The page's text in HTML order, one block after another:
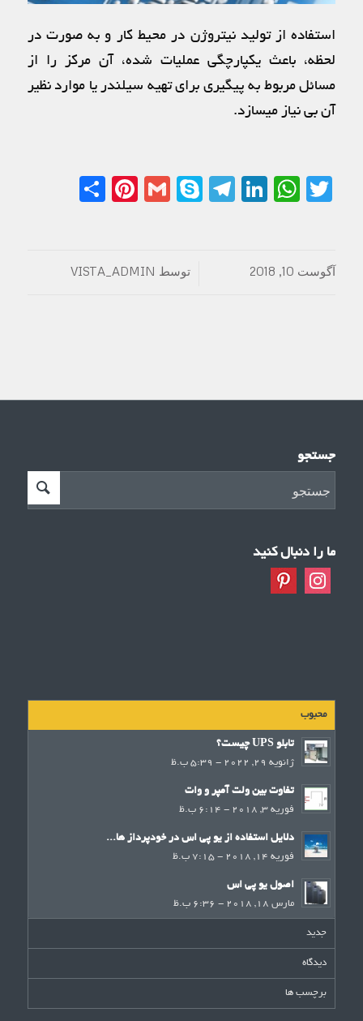
استفاده از تولید نیتروژن در محیط کار و به صورت در
لحظه، باعث یکپارچگی عملیات شده، آن مرکز را از
مسائل مربوط به پیگیری برای تهیه سیلندر یا موارد نظیر
آن بی نیاز میسازد.
Twitter
WhatsApp
LinkedIn
Telegram
Skype
Gmail
Pinterest
آگوست 10, 2018 / توسط VISTA_ADMIN
جستجو
ما را دنبال کنید
محبوب
تابلو UPS چیست؟
ژانویه 29, 2022 - 5:39 ب.ظ
تفاوت بین ولت آمپر و وات
فوریه 3, 2018 - 6:14 ب.ظ
دلایل استفاده از یو پی اس در خودپرداز ها...
فوریه 14, 2018 - 7:15 ب.ظ
اصول یو پی اس
مارس 18, 2018 - 6:36 ب.ظ
جدید
دیدگاه
برچسب ها